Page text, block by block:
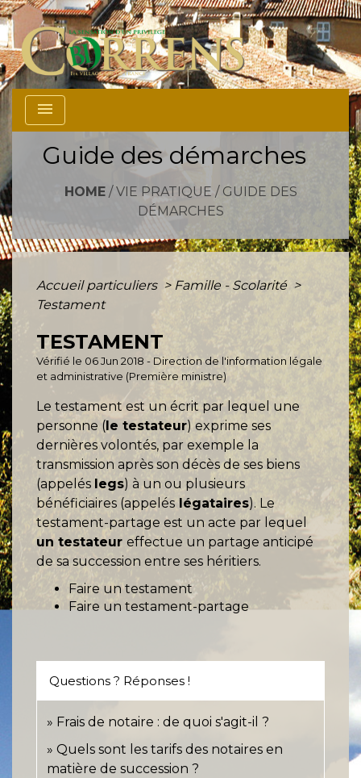
menu
Guide des démarches
HOME/ VIE PRATIQUE / GUIDE DES
DÉMARCHES
Accueil particuliers > Famille - Scolarité >
Testament
TESTAMENT
Vérifié le 06 Jun 2018 - Direction de l'information légale
et administrative (Première ministre)
Le testament est un écrit par lequel une
personne ( le testateur) exprime ses
dernières volontés, par exemple la
transmission après son décès de ses biens
(appelés legs) à un ou plusieurs
bénéficiaires (appelés légataires). Le
testament-partage est un acte par lequel
un testateur effectue un partage anticipé
de sa succession entre ses héritiers.
Faire un testament
Faire un testament-partage
Questions ? Réponses !
Frais de notaire : de quoi s'agit-il ?
Quels sont les tarifs des notaires en
matière de succession ?